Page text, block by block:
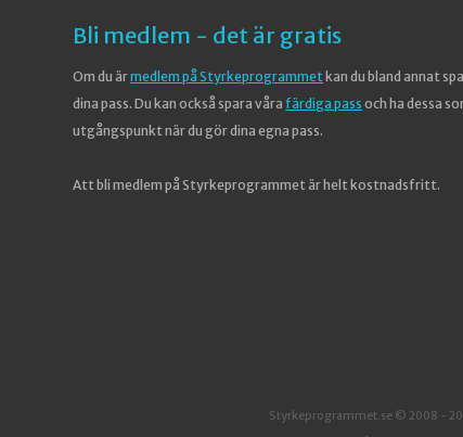
Bli medlem - det är gratis
Om du ärmedlem på Styrkeprogrammetkan du bland annat
dina pass. Du kan också spara vårafärdiga pass och ha dessa
utgångspunkt när du gör dina egna pass.
Att bli medlem på Styrkeprogrammet är helt kostnadsfritt.
Styrkeprogrammet.se © 2008 -